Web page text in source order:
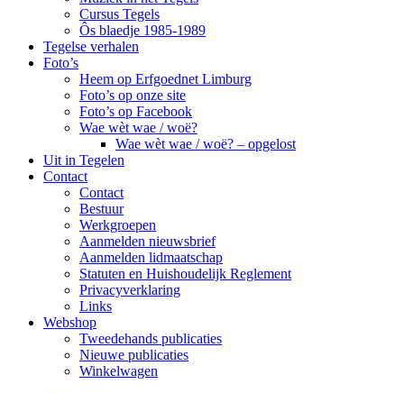
Cursus Tegels
Ôs blaedje 1985-1989
Tegelse verhalen
Foto’s
Heem op Erfgoednet Limburg
Foto’s op onze site
Foto’s op Facebook
Wae wèt wae / woë?
Wae wèt wae / woë? – opgelost
Uit in Tegelen
Contact
Contact
Bestuur
Werkgroepen
Aanmelden nieuwsbrief
Aanmelden lidmaatschap
Statuten en Huishoudelijk Reglement
Privacyverklaring
Links
Webshop
Tweedehands publicaties
Nieuwe publicaties
Winkelwagen